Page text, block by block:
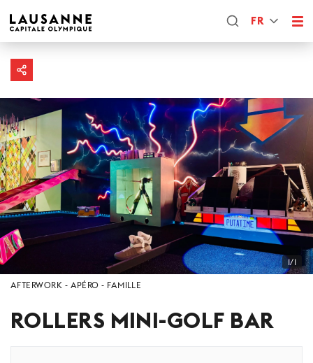
FR
1/1
AFTERWORK APÉRO FAMILLE
ROLLERS MINI-GOLF BAR